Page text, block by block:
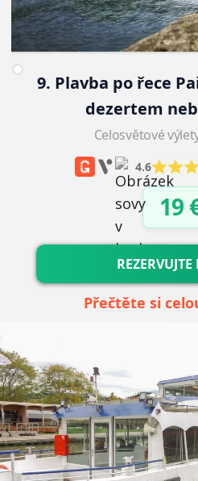
9. Plavba po řece
dezertem
Celosvětové
4.6
19
Přečtěte si